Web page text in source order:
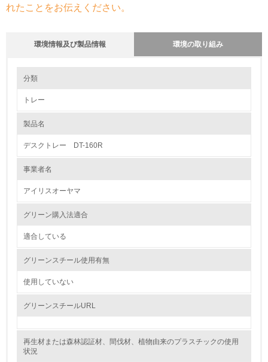
れたことをお伝えください。
環境情報及び製品情報 環境の取り組み
1.環境取り組み体制
レベル2
分類
トレー
製品名
デスクトレー DT-160R
事業者名
アイリスオーヤマ
グリーン購入法適合
適合している
グリーンスチール使用有無
使用していない
グリーンスチールURL
再生材または森林認証材、間伐材、植物由来のプラスチックの使用
状況